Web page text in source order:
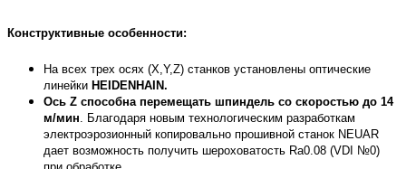
Конструктивные особенности:
На всех трех осях (X,Y,Z) станков установлены оптические
линейки HEIDENHAIN.
Ось Z способна перемещать шпиндель со скоростью до 14
м/мин . Благодаря новым технологическим разработкам
электроэрозионный копировально прошивной станок NEUAR
дает возможность получить шероховатость Ra0.08 (VDI №0)
при обработке.